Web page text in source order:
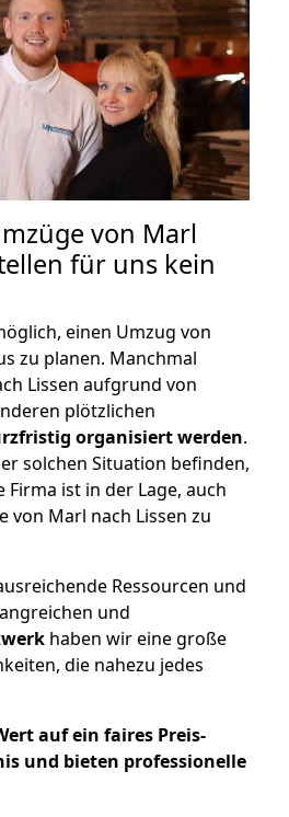
von Marl
für uns kein
einen Umzug von
zu planen. Manchmal
Lissen aufgrund von
plötzlichen
organisiert werden.
solchen Situation befinden,
Firma ist in der Lage, auch
von Marl nach Lissen zu
Ressourcen und
und
haben wir eine große
die nahezu jedes
auf ein faires Preis-
und bieten professionelle